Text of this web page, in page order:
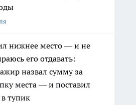
нижнее место — и не
его отдавать:
назвал сумму за
места — и поставил
в тупик